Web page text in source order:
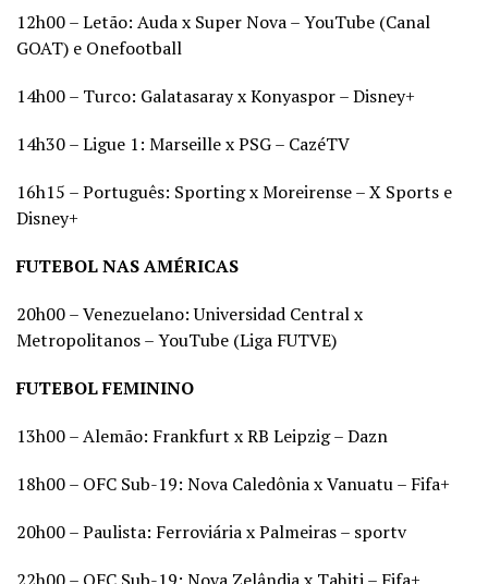
12h00 – Letão: Auda x Super Nova – YouTube (Canal
GOAT) e Onefootball
14h00 – Turco: Galatasaray x Konyaspor – Disney+
14h30 – Ligue 1: Marseille x PSG – CazéTV
16h15 – Português: Sporting x Moreirense – X Sports e
Disney+
FUTEBOL NAS AMÉRICAS
20h00 – Venezuelano: Universidad Central x
Metropolitanos – YouTube (Liga FUTVE)
FUTEBOL FEMININO
13h00 – Alemão: Frankfurt x RB Leipzig – Dazn
18h00 – OFC Sub-19: Nova Caledônia x Vanuatu – Fifa+
20h00 – Paulista: Ferroviária x Palmeiras – sportv